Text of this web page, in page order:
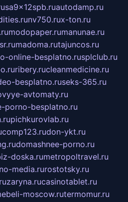
autodamp.ru
nv750.rux-ton.ru
modopaper.rumanunae.ru
madoma.rutajuncos.ru
online-besplatno.rusplclub.ru
ribery.rucleanmedicine.ru
besplatno.ruseks-365.ru
avtomaty.ru
porno-besplatno.ru
pichkurovlab.ru
comp123.rudon-ykt.ru
domashnee-porno.ru
doska.rumetropoltravel.ru
media.rurostotsky.ru
zaryna.rucasinotablet.ru
moscow.rutermomur.ru